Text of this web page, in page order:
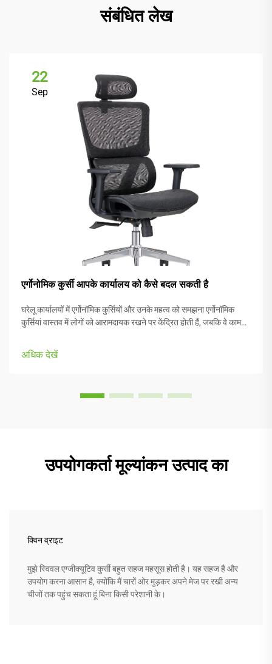
संबंधित लेख
22
Sep
एर्गोनोमिक कुर्सी आपके कार्यालय को कैसे बदल सकती है
घरेलू कार्यालयों में एर्गोनॉमिक कुर्सियों और उनके महत्व को समझना एर्गोनॉमिक
कुर्सियां वास्तव में लोगों को आरामदायक रखने पर केंद्रित होती हैं, जबकि वे काम
अधिकांश मॉडलों में आते हैं...
अधिक देखें
उपयोगकर्ता मूल्यांकन उत्पाद का
क्विन व्राइट
मुझे स्विवल एग्जीक्यूटिव कुर्सी बहुत सहज महसूस होती है। यह सहज है और
उपयोग करना आसान है, क्योंकि मैं चारों ओर मुड़कर अपने मेज पर रखी अन्य
चीजों तक पहुंच सकता हूं बिना किसी परेशानी के।